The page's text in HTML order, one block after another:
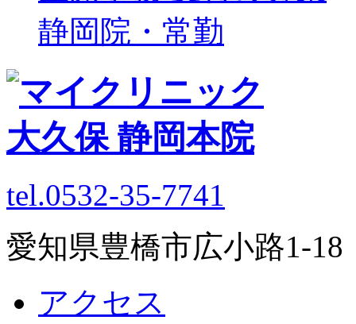
静岡院・常勤
tel.0532-35-7741
愛知県豊橋市広小路1-
アクセス